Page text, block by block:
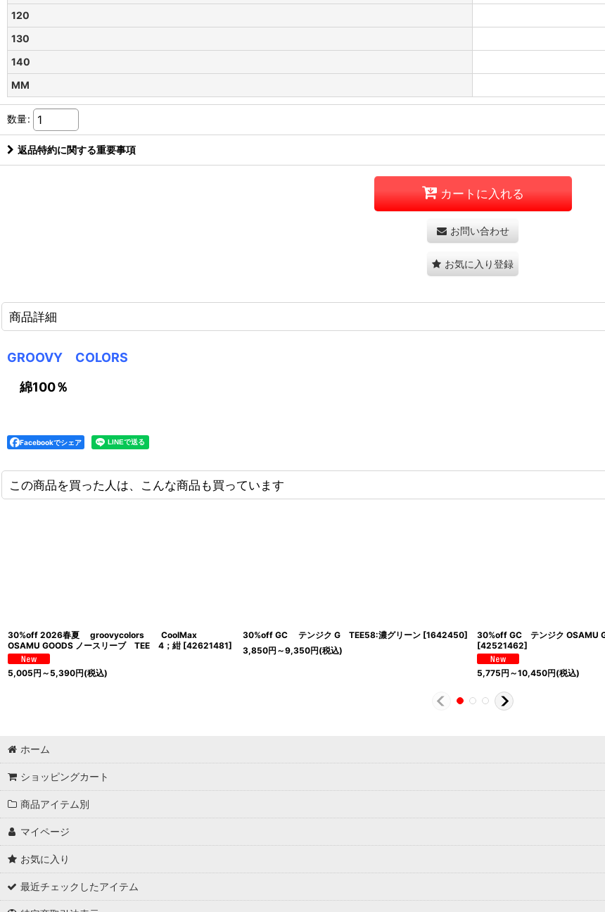
120
130
140
MM
数量:
返品特約に関する重要事項
カートに入れる
お問い合わせ
お気に入り登録
商品詳細
GROOVY COLORS
綿100％
Facebookでシェア
この商品を買った人は、こんな商品も買っています
30%off 2026春夏 groovycolors CoolMax
OSAMU GOODS ノースリーブ TEE 4；紺 [42621481]
5,005円 ～5,390円(税込)
30%off GC テンジク G TEE58:濃グリーン [1642450]
3,850円 ～9,350円(税込)
30%off GC テンジク OSAMU
[42521462]
5,775円 ～10,450円(税込)
ホーム
ショッピングカート
商品アイテム別
マイページ
お気に入り
最近チェックしたアイテム